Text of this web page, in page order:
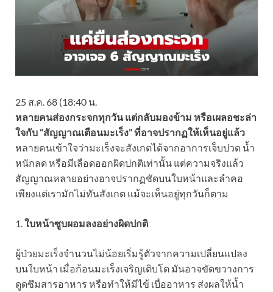
25 ส.ค. 68 (18:40 น.
หลายคนส่องกระจกทุกวัน แต่กลับมองข้าม หรือเผลอชะล่า
ใจกับ “สัญญาณเตือนมะเร็ง” ที่อาจปรากฏให้เห็นอยู่แล้ว
หลายคนเข้าใจว่ามะเร็งจะสังเกตได้จากอาการเจ็บปวด น้ำ
หนักลด หรือมีเลือดออกผิดปกติเท่านั้น แต่ความจริงแล้ว
สัญญาณหลายอย่างอาจปรากฏชัดบนใบหน้าและลำคอ
เพียงแต่เรามักไม่ทันสังเกต แม้จะเห็นอยู่ทุกวันก็ตาม
1.ใบหน้าซูบผอมลงอย่างผิดปกติ
ผู้ป่วยมะเร็งจำนวนไม่น้อยเริ่มรู้ตัวจากความเปลี่ยนแปลง
บนใบหน้า เมื่อก้อนมะเร็งเจริญเติบโต มันอาจขัดขวางการ
ดูดซึมสารอาหาร หรือทำให้มีไข้ เบื่ออาหาร ส่งผลให้น้ำ